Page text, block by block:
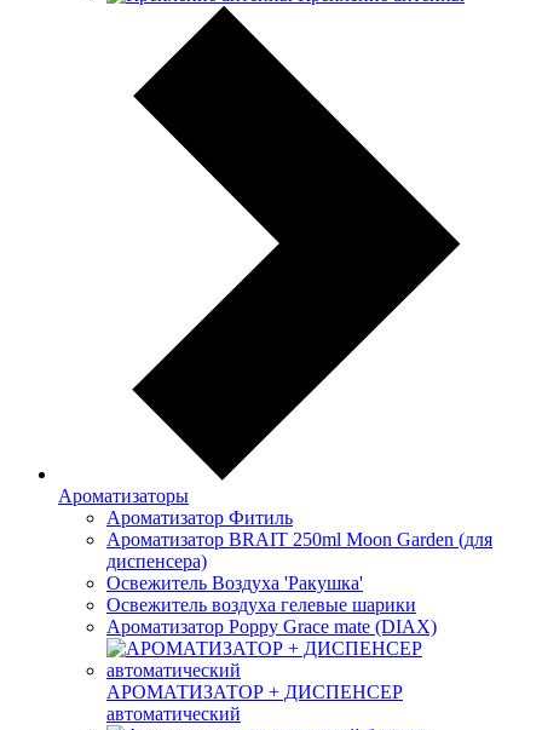
Ароматизаторы
Ароматизатор Фитиль
Ароматизатор BRAIT 250ml Moon Garden (для
диспенсера)
Освежитель Воздуха 'Ракушка'
Освежитель воздуха гелевые шарики
Ароматизатор Poppy Grace mate (DIAX)
АРОМАТИЗАТОР + ДИСПЕНСЕР
автоматический